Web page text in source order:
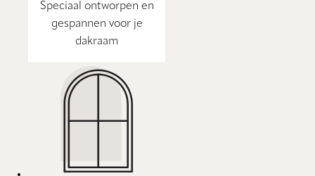
Speciaal ontworpen en
gespannen voor je
dakraam